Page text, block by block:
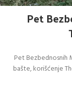
Pet
Pet Bezbednosnih
bašte, korišćenje